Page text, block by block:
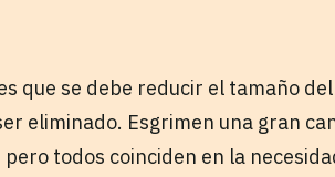
que se debe reducir el tamaño
eliminado. Esgrimen una gran
pero todos coinciden en la